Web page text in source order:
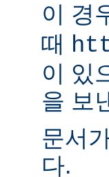
이 경
때
이 있
을 보
문서
다.